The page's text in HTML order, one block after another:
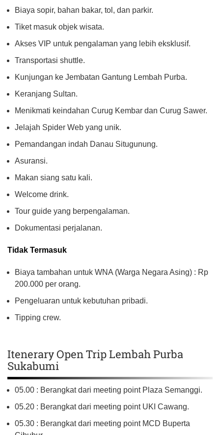
Biaya sopir, bahan bakar, tol, dan parkir.
Tiket masuk objek wisata.
Akses VIP untuk pengalaman yang lebih eksklusif.
Transportasi shuttle.
Kunjungan ke Jembatan Gantung Lembah Purba.
Keranjang Sultan.
Menikmati keindahan Curug Kembar dan Curug Sawer.
Jelajah Spider Web yang unik.
Pemandangan indah Danau Situgunung.
Asuransi.
Makan siang satu kali.
Welcome drink.
Tour guide yang berpengalaman.
Dokumentasi perjalanan.
Tidak Termasuk
Biaya tambahan untuk WNA (Warga Negara Asing) : Rp
200.000 per orang.
Pengeluaran untuk kebutuhan pribadi.
Tipping crew.
Itenerary Open Trip Lembah Purba
Sukabumi
05.00 : Berangkat dari meeting point Plaza Semanggi.
05.20 : Berangkat dari meeting point UKI Cawang.
05.30 : Berangkat dari meeting point MCD Buperta